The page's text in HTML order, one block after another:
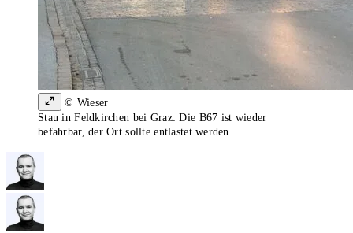
© Wieser
Stau in Feldkirchen bei Graz: Die B67 ist wieder
befahrbar, der Ort sollte entlastet werden